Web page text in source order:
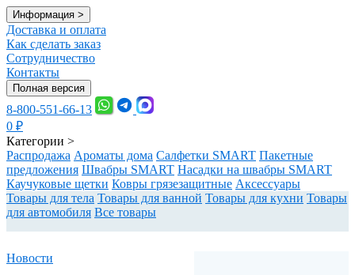
Информация >
Доставка и оплата
Как сделать заказ
Сотрудничество
Контакты
Полная версия
8-800-551-66-13
0 ₽
Категории >
Распродажа Ароматы дома Салфетки SMART Пакетные
предложения Швабры SMART Насадки на швабры SMART
Каучуковые щетки Ковры грязезащитные Аксессуары
Товары для тела Товары для ванной Товары для кухни Товары
для автомобиля Все товары
Новости